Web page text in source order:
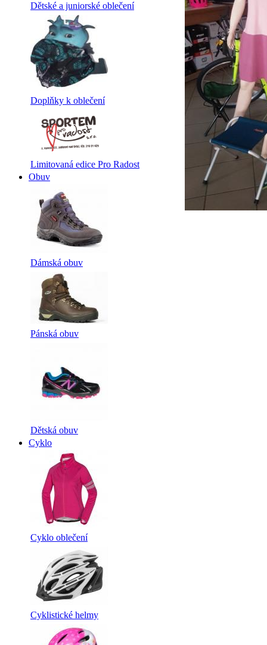
Dětské a juniorské oblečení
Doplňky k oblečení
Limitovaná edice Pro Radost
Obuv
Dámská obuv
Pánská obuv
Dětská obuv
Cyklo
Cyklo oblečení
Cyklistické helmy